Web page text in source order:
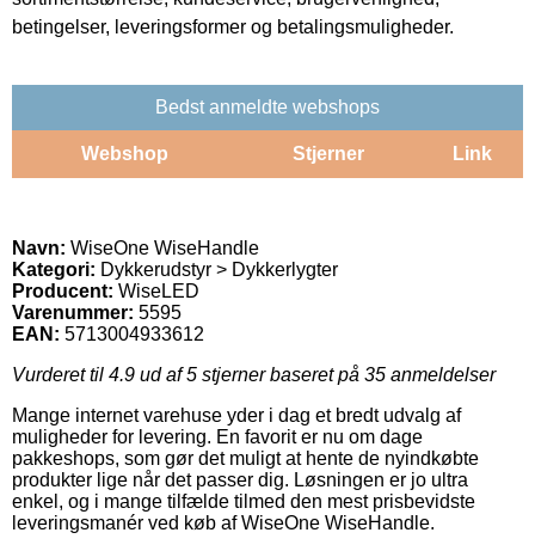
betingelser, leveringsformer og betalingsmuligheder.
Bedst anmeldte webshops
Webshop Stjerner Link
Navn: WiseOne WiseHandle
Kategori: Dykkerudstyr > Dykkerlygter
Producent: WiseLED
Varenummer: 5595
EAN: 5713004933612
Vurderet til 4.9 ud af 5 stjerner baseret på 35 anmeldelser
Mange internet varehuse yder i dag et bredt udvalg af
muligheder for levering. En favorit er nu om dage
pakkeshops, som gør det muligt at hente de nyindkøbte
produkter lige når det passer dig. Løsningen er jo ultra
enkel, og i mange tilfælde tilmed den mest prisbevidste
leveringsmanér ved køb af WiseOne WiseHandle.